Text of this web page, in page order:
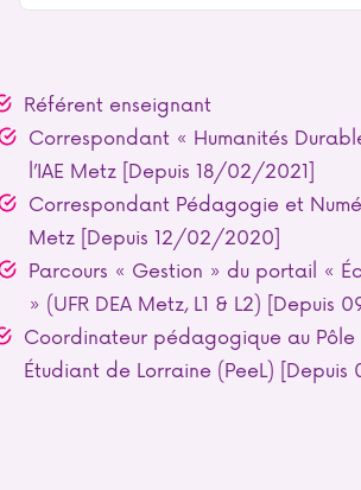
Référent enseignant
Correspondant « Humanités
l’IAE Metz [Depuis 18/02/2021]
Correspondant Pédagogie et
Metz [Depuis 12/02/2020]
Parcours « Gestion » du portail «
» (UFR DEA Metz, L1 & L2) [Depuis
Coordinateur pédagogique au
Étudiant de Lorraine (PeeL)